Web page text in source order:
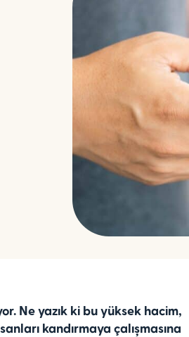
Ne yazık ki bu yüksek hacim,
kandırmaya çalışmasına